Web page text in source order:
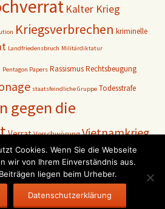
Kalter Krieg
Kriegsverbrechen kriminelle
Landfriedensbruch Militärdiktatur
Pentagon Papers RassismusRechtsbeugung
staatsfeindliche Gruppe Todesstrafe
gegen die
VerratVerschwörungVietnamkrieg
RepublikZweiter
Cookies. Wenn Sie die Webseite
wir von Ihrem Einverständnis aus.
liegen beim Urheber.
Datenschutzerklärung